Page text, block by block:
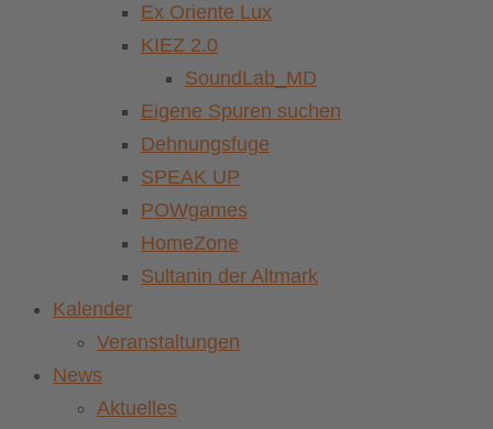
Ex Oriente Lux
KIEZ 2.0
SoundLab_MD
Eigene Spuren suchen
Dehnungsfuge
SPEAK UP
POWgames
HomeZone
Sultanin der Altmark
Kalender
Veranstaltungen
News
Aktuelles